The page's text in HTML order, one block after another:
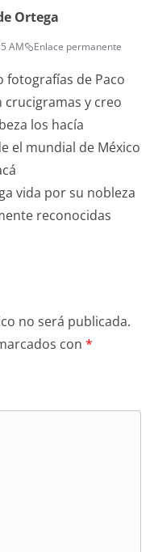
Ortega
AM Enlace permanente
fotografías de Paco
crucigramas y creo
los hacía
el mundial de México
vida por su nobleza
reconocidas
no será publicada.
con *